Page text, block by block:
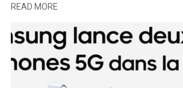
READ MORE